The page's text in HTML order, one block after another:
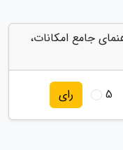
جامع امکانات،
5 رای